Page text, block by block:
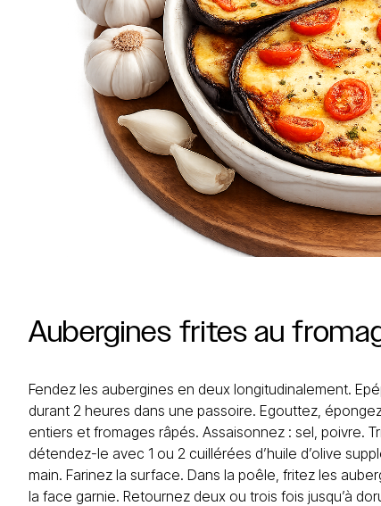
Aubergines frites au
Fendez les aubergines en deux longitudinalement.
durant 2 heures dans une passoire. Egouttez,
entiers et fromages râpés. Assaisonnez : sel, poivre.
détendez-le avec 1 ou 2 cuillérées d’huile d’olive
main. Farinez la surface. Dans la poêle, fritez les
la face garnie. Retournez deux ou trois fois jusqu’à